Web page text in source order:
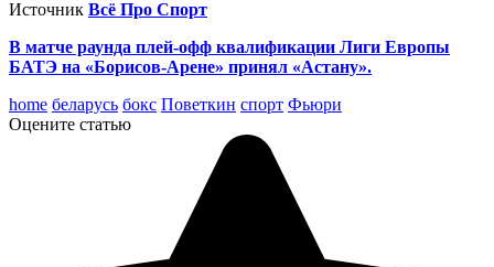
Источник Всё Про Спорт
В матче раунда плей-офф квалификации Лиги Европы
БАТЭ на «Борисов-Арене» принял «Астану».
home беларусь бокс Поветкин спорт Фьюри
Оцените статью